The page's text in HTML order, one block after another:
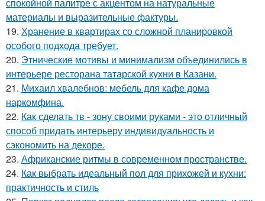
материалы и выразительные фактуры.
19. Хранение в квартирах со сложной планировкой
особого подхода требует.
20. Этнические мотивы и минимализм объединились в
интерьере ресторана татарской кухни в Казани.
21. Михаил хвалебнов: мебель для кафе дома
наркомфина.
22. Как сделать тв - зону своими руками - это отличный
способ придать интерьеру индивидуальность и
сэкономить на декоре.
23. Африканские ритмы в современном пространстве.
24. Как выбрать идеальный пол для прихожей и кухни:
практичность и стиль